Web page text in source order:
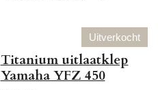
Uitverkocht
Titanium uitlaatklep
Yamaha YFZ 450